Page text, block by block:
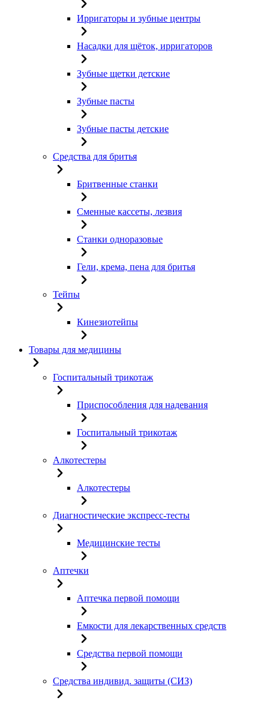
Ирригаторы и зубные центры
Насадки для щёток, ирригаторов
Зубные щетки детские
Зубные пасты
Зубные пасты детские
Средства для бритья
Бритвенные станки
Сменные кассеты, лезвия
Станки одноразовые
Гели, крема, пена для бритья
Тейпы
Кинезиотейпы
Товары для медицины
Госпитальный трикотаж
Приспособления для надевания
Госпитальный трикотаж
Алкотестеры
Алкотестеры
Диагностические экспресс-тесты
Медицинские тесты
Аптечки
Аптечка первой помощи
Емкости для лекарственных средств
Средства первой помощи
Средства индивид. защиты (СИЗ)